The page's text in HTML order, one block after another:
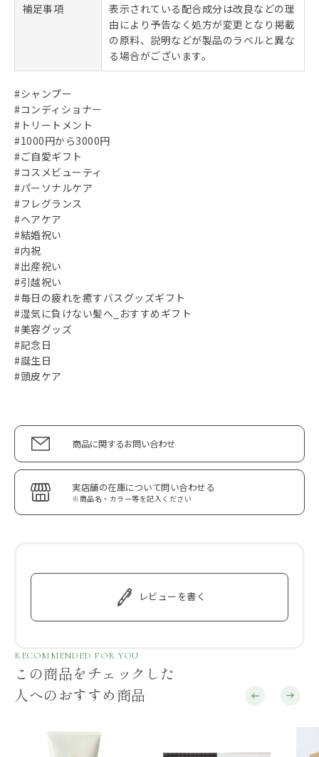
補足事項
表示されている配合成分は改良などの理
由により予告なく処方が変更となり掲載
の原料、説明などが製品のラベルと異な
る場合がございます。
#シャンプー
#コンディショナー
#トリートメント
#1000円から3000円
#ご自愛ギフト
#コスメビューティ
#パーソナルケア
#フレグランス
#ヘアケア
#結婚祝い
#内祝
#出産祝い
#引越祝い
#毎日の疲れを癒すバスグッズギフト
#湿気に負けない髪へ_おすすめギフト
#美容グッズ
#記念日
#誕生日
#頭皮ケア
商品に関するお問い合わせ
実店舗の在庫について問い合わせる
※商品名・カラー等を記入ください
レビューを書く
RECOMMENDED FOR YOU
この商品をチェックした
人へのおすすめ商品